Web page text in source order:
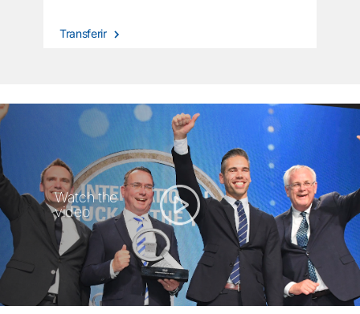
Transferir
Watch the
video